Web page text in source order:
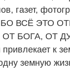
газет,
ИБО ВСЁ ЭТО
БОГА, ОТ
к
земную